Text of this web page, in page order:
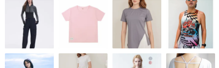
Little sassy bag in ordinary life
—————————